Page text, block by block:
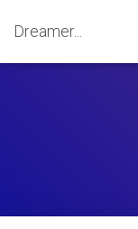
Dreamer...